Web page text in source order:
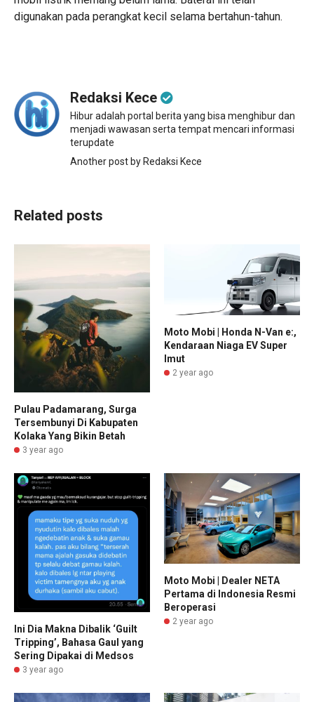
digunakan pada perangkat kecil selama bertahun-tahun.
Redaksi Kece
Hibur adalah portal berita yang bisa menghibur dan
menjadi wawasan serta tempat mencari informasi
terupdate
Another post by Redaksi Kece
Related posts
Pulau Padamarang, Surga
Tersembunyi Di Kabupaten
Kolaka Yang Bikin Betah
3 year ago
Moto Mobi | Honda N-Van e:,
Kendaraan Niaga EV Super
Imut
2 year ago
Ini Dia Makna Dibalik ‘Guilt
Tripping’, Bahasa Gaul yang
Sering Dipakai di Medsos
3 year ago
Moto Mobi | Dealer NETA
Pertama di Indonesia Resmi
Beroperasi
2 year ago